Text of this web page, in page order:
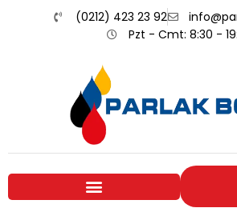
(0212) 423 23 92
Pzt - Cmt: 8:30 -